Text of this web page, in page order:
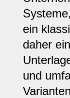
ein
daher
und